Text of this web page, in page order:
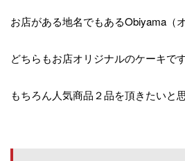
お店がある地名でもあるObiyama（オ
どちらもお店オリジナルのケーキです
もちろん人気商品２品を頂きたいと